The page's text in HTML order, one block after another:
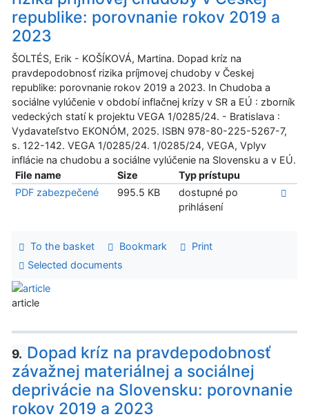
republike: porovnanie rokov 2019 a
2023
ŠOLTÉS, Erik - KOŠÍKOVÁ, Martina. Dopad kríz na
pravdepodobnosť rizika príjmovej chudoby v Českej
republike: porovnanie rokov 2019 a 2023. In Chudoba a
sociálne vylúčenie v období inflačnej krízy v SR a EÚ : zborník
vedeckých statí k projektu VEGA 1/0285/24. - Bratislava :
Vydavateľstvo EKONÓM, 2025. ISBN 978-80-225-5267-7,
s. 122-142. VEGA 1/0285/24. 1/0285/24, VEGA, Vplyv
inflácie na chudobu a sociálne vylúčenie na Slovensku a v EÚ.
File name
Size
Typ prístupu
PDF zabezpečené
995.5 KB
dostupné po
prihlásení
To the basket Bookmark
Print
Selected documents
article
9. Dopad kríz na pravdepodobnosť
závažnej materiálnej a sociálnej
deprivácie na Slovensku: porovnanie
rokov 2019 a 2023